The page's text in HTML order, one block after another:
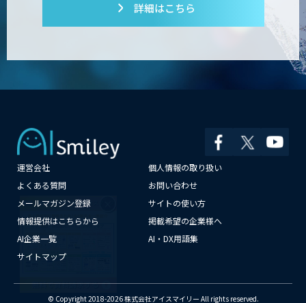
詳細はこちら
運営会社
個人情報の取り扱い
よくある質問
お問い合わせ
メールマガジン登録
サイトの使い方
情報提供はこちらから
掲載希望の企業様へ
AI企業一覧
AI・DX用語集
サイトマップ
© Copyright 2018-2026 株式会社アイスマイリー All rights reserved.